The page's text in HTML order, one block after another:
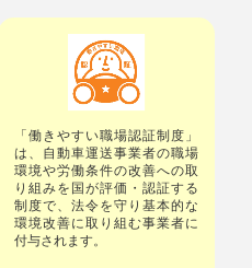
「働きやすい職場認証制度」
は、自動車運送事業者の職場
環境や労働条件の改善への取
り組みを国が評価・認証する
制度で、法令を守り基本的な
環境改善に取り組む事業者に
付与されます。